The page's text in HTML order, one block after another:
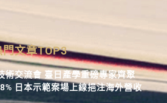
門文章TOP3
術交流會 臺日產學重磅專家齊聚
日本示範案場上線挹注海外營收